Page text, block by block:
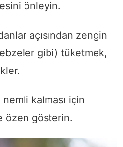
önleyin.
açısından zengin
gibi) tüketmek,
kalması için
özen gösterin.